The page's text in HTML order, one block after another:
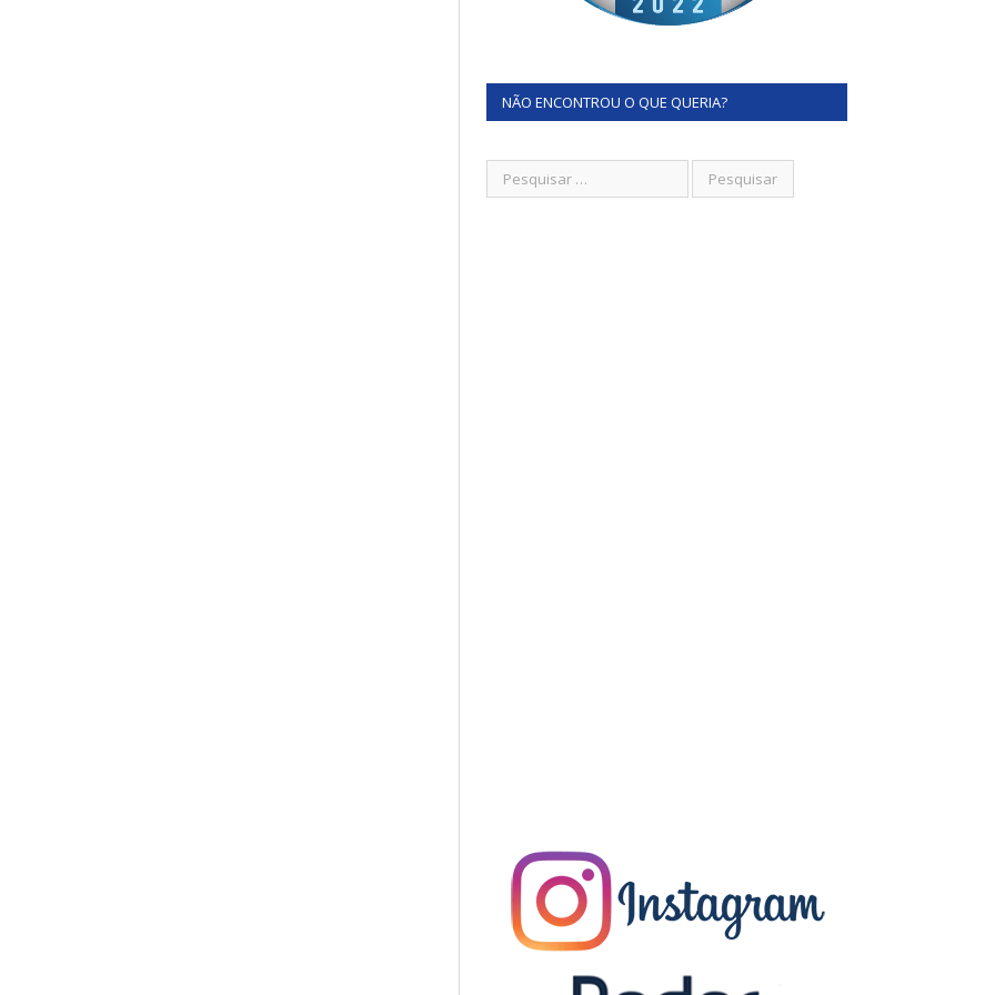
NÃO ENCONTROU O QUE QUERIA?